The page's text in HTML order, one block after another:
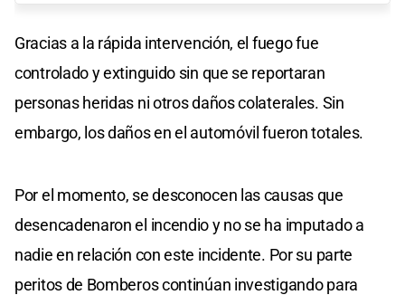
Gracias a la rápida intervención, el fuego fue
controlado y extinguido sin que se reportaran
personas heridas ni otros daños colaterales. Sin
embargo, los daños en el automóvil fueron totales.
Por el momento, se desconocen las causas que
desencadenaron el incendio y no se ha imputado a
nadie en relación con este incidente. Por su parte
peritos de Bomberos continúan investigando para